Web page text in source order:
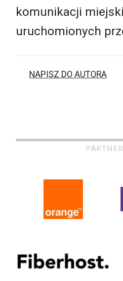
komunikacji
uruchomionych
NAPISZ DO AUTORA